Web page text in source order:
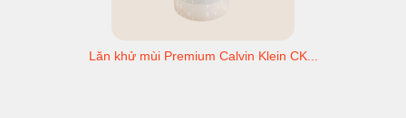
Lăn khử mùi Premium Calvin Klein CK...